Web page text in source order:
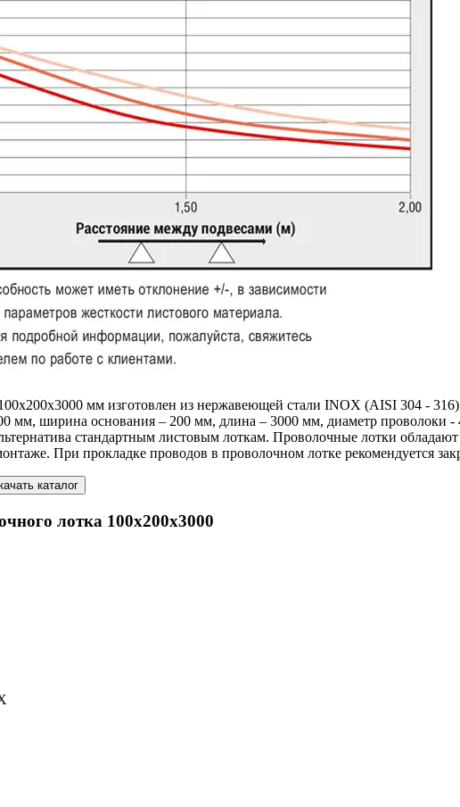
мм изготовлен из нержавеющей стали INOX (AISI 304 -
мм, ширина основания – 200 мм, длина – 3000 мм, диаметр проволоки
стандартным листовым лоткам. Проволочные лотки
При прокладке проводов в проволочном лотке рекомендуется
каталог
лотка 100x200x3000